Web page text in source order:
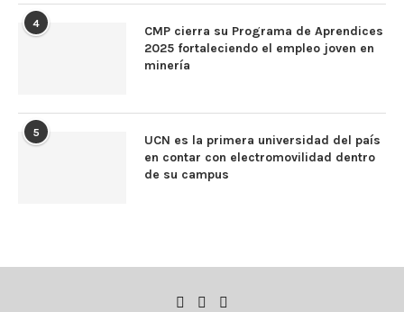
4
CMP cierra su Programa de Aprendices
2025 fortaleciendo el empleo joven en
minería
5
UCN es la primera universidad del país
en contar con electromovilidad dentro
de su campus